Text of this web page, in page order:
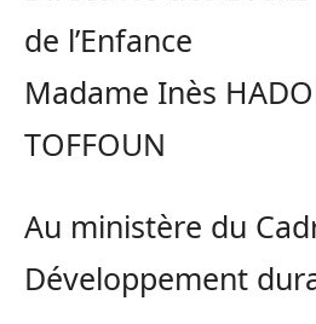
de l’Enfance
Madame Inès
TOFFOUN
Au ministère du
Développement